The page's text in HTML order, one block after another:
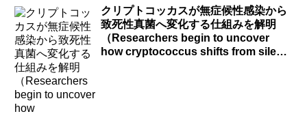
クリプトコッカスが無症候性感染から
致死性真菌へ変化する仕組みを解明
（Researchers begin to uncover
how cryptococcus shifts from silent